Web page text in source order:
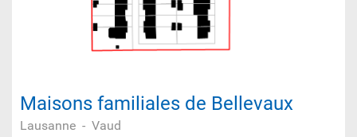
Maisons familiales de Bellevaux
Lausanne - Vaud